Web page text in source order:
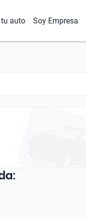
auto Soy Empresa